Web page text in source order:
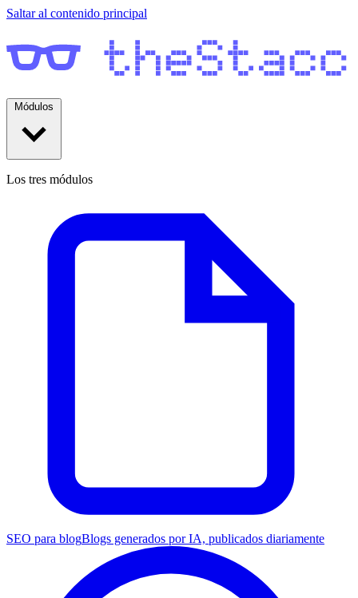
Saltar al contenido principal
Los tres módulos
SEO para blogBlogs generados por IA, publicados diariamente